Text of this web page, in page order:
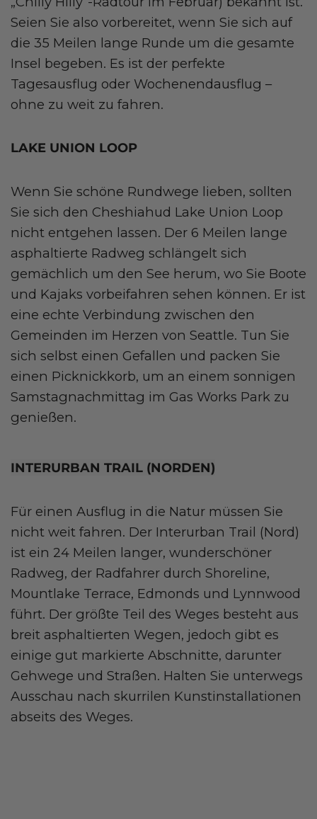
Seien Sie also vorbereitet, wenn Sie sich auf
die 35 Meilen lange Runde um die gesamte
Insel begeben. Es ist der perfekte
Tagesausflug oder Wochenendausflug –
ohne zu weit zu fahren.
LAKE UNION LOOP
Wenn Sie schöne Rundwege lieben, sollten
Sie sich den Cheshiahud Lake Union Loop
nicht entgehen lassen. Der 6 Meilen lange
asphaltierte Radweg schlängelt sich
gemächlich um den See herum, wo Sie Boote
und Kajaks vorbeifahren sehen können. Er ist
eine echte Verbindung zwischen den
Gemeinden im Herzen von Seattle. Tun Sie
sich selbst einen Gefallen und packen Sie
einen Picknickkorb, um an einem sonnigen
Samstagnachmittag im Gas Works Park zu
genießen.
INTERURBAN TRAIL (NORDEN)
Für einen Ausflug in die Natur müssen Sie
nicht weit fahren. Der Interurban Trail (Nord)
ist ein 24 Meilen langer, wunderschöner
Radweg, der Radfahrer durch Shoreline,
Mountlake Terrace, Edmonds und Lynnwood
führt. Der größte Teil des Weges besteht aus
breit asphaltierten Wegen, jedoch gibt es
einige gut markierte Abschnitte, darunter
Gehwege und Straßen. Halten Sie unterwegs
Ausschau nach skurrilen Kunstinstallationen
abseits des Weges.